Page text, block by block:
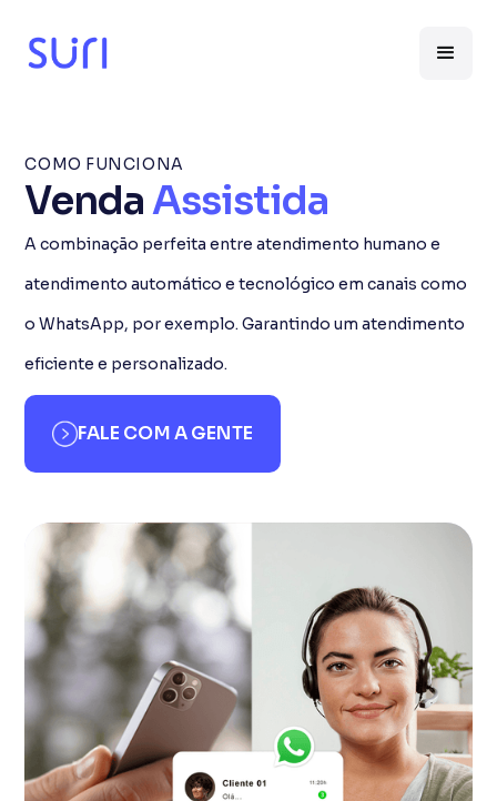
COMO FUNCIONA
VendaAssistida
A combinação perfeita entre atendimento humano e
atendimento automático e tecnológico em canais como
o WhatsApp, por exemplo. Garantindo um atendimento
eficiente e personalizado.
FALE COM A GENTE